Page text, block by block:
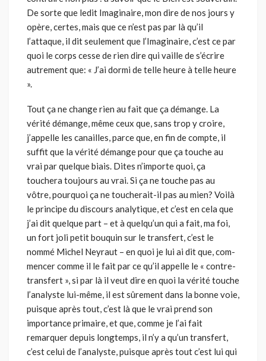
De sorte que ledit Imaginaire, mon dire de nos jours y
opère, certes, mais que ce n’est pas par là qu’il
l’attaque, il dit seule­ment que l’Imaginaire, c’est ce par
quoi le corps cesse de rien dire qui vaille de s’écrire
autrement que: « J’ai dormi de telle heure à telle heure
».
Tout ça ne change rien au fait que ça démange. La
vérité démange, même ceux que, sans trop y croire,
j’appelle les canailles, parce que, en fin de compte, il
suffit que la vérité démange pour que ça touche au
vrai par quelque biais. Dites n’importe quoi, ça
touchera toujours au vrai. Si ça ne touche pas au
vôtre, pourquoi ça ne toucherait-il pas au mien? Voilà
le principe du discours analytique, et c’est en cela que
j’ai dit quelque part – et à quelqu’un qui a fait, ma foi,
un fort joli petit bouquin sur le transfert, c’est le
nommé Michel Neyraut – en quoi je lui ai dit que, com­
mencer comme il le fait par ce qu’il appelle le « contre-
transfert », si par là il veut dire en quoi la vérité touche
l’analyste lui-même, il est sûrement dans la bonne voie,
puisque après tout, c’est là que le vrai prend son
importance primaire, et que, comme je l’ai fait
remarquer depuis long­temps, il n’y a qu’un transfert,
c’est celui de l’analyste, puisque après tout c’est lui qui